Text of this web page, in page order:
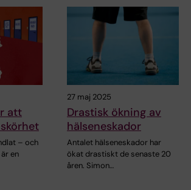
att
– och
en
27 maj 2025
Drastisk ökning av
hälseneskador
Antalet hälseneskador har
ökat drastiskt de senaste 20
åren. Simon…